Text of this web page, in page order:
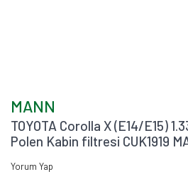
MANN
TOYOTA Corolla X (E14/E15)
Polen Kabin filtresi CUK1919
Yorum Yap